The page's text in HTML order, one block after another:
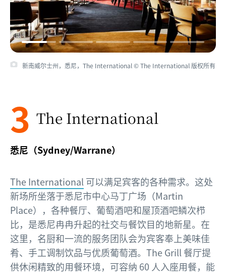
新南威尔士州，悉尼，The International © The International 版权所有
3 The International
悉尼（Sydney/Warrane）
The International 可以满足宾客的各种需求。这处
新场所坐落于悉尼市中心马丁广场（Martin
Place），各种餐厅、葡萄酒吧和屋顶酒吧鳞次栉
比，是悉尼冉冉升起的社交与餐饮目的地新星。在
这里，名厨和一流的服务团队会为宾客奉上美味佳
肴、手工调制饮品与优质葡萄酒。The Grill 餐厅提
供休闲精致的用餐环境，可容纳 60 人入座用餐，能